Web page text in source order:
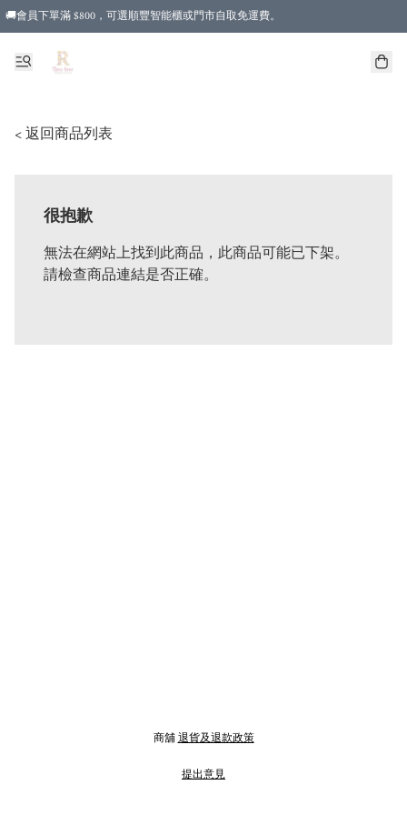
🚚會員下單滿 $800，可選順豐智能櫃或門市自取免運費。
< 返回商品列表
很抱歉
無法在網站上找到此商品，此商品可能已下架。
請檢查商品連結是否正確。
商舖 退貨及退款政策
提出意見